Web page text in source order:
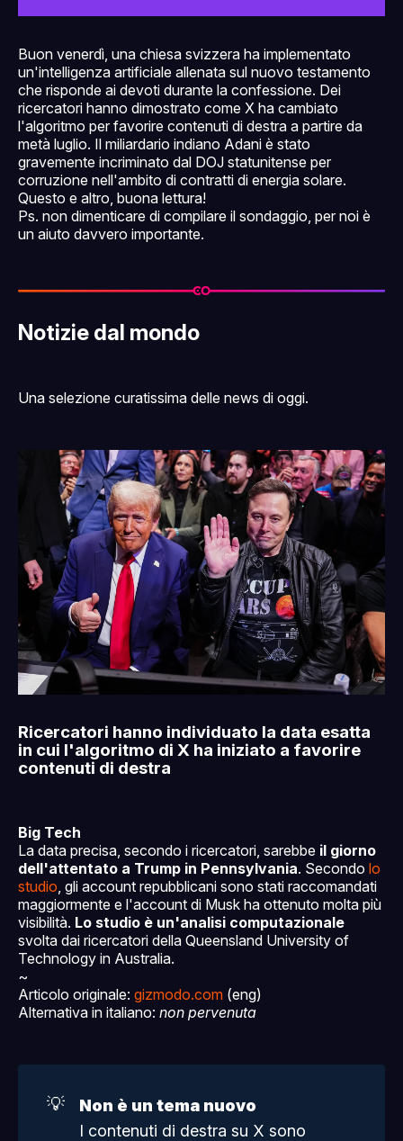
Buon venerdì, una chiesa svizzera ha implementato
un'intelligenza artificiale allenata sul nuovo testamento
che risponde ai devoti durante la confessione. Dei
ricercatori hanno dimostrato come X ha cambiato
l'algoritmo per favorire contenuti di destra a partire da
metà luglio. Il miliardario indiano Adani è stato
gravemente incriminato dal DOJ statunitense per
corruzione nell'ambito di contratti di energia solare.
Questo e altro, buona lettura!
Ps. non dimenticare di compilare il sondaggio, per noi è
un aiuto davvero importante.
Notizie dal mondo
Una selezione curatissima delle news di oggi.
Ricercatori hanno individuato la data esatta
in cui l'algoritmo di X ha iniziato a favorire
contenuti di destra
Big Tech
La data precisa, secondo i ricercatori, sarebbe il giorno
dell'attentato a Trump in Pennsylvania. Secondo lo
studio , gli account repubblicani sono stati raccomandati
maggiormente e l'account di Musk ha ottenuto molta più
visibilità. Lo studio è un'analisi computazionale
svolta dai ricercatori della Queensland University of
Technology in Australia.
~
Articolo originale: gizmodo.com (eng)
Alternativa in italiano: non pervenuta
💡
Non è un tema nuovo
I contenuti di destra su X sono